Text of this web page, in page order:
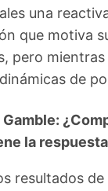
una
que motiva
pero mientras
de
la
resultados